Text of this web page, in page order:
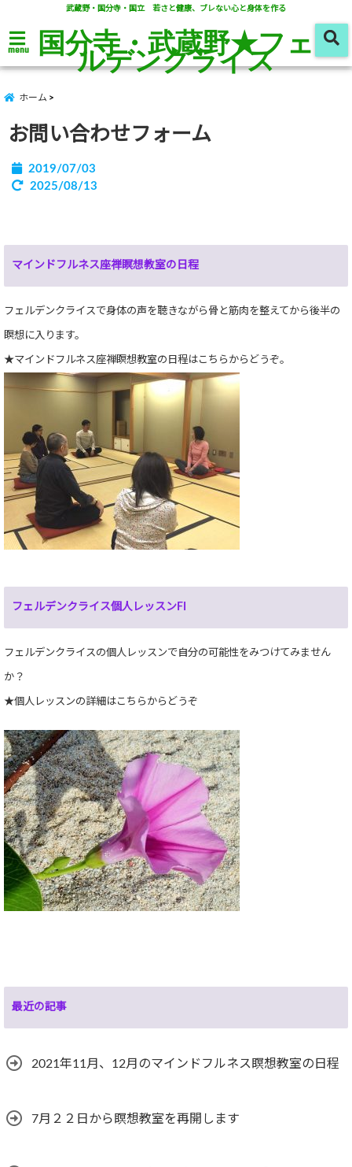
武蔵野・国分寺・国立 若さと健康、ブレない心と身体を作る
menu 国分寺・武蔵野★フェ
ルデンクライス
ホーム
お問い合わせフォーム
2019/07/03
2025/08/13
マインドフルネス座禅瞑想教室の日程
フェルデンクライスで身体の声を聴きながら骨と筋肉を整えてから後半の
瞑想に入ります。
★マインドフルネス座禅瞑想教室の日程はこちらからどうぞ。
フェルデンクライス個人レッスンFI
フェルデンクライスの個人レッスンで自分の可能性をみつけてみません
か？
★個人レッスンの詳細はこちらからどうぞ
最近の記事
2021年11月、12月のマインドフルネス瞑想教室の日程
7月２２日から瞑想教室を再開します